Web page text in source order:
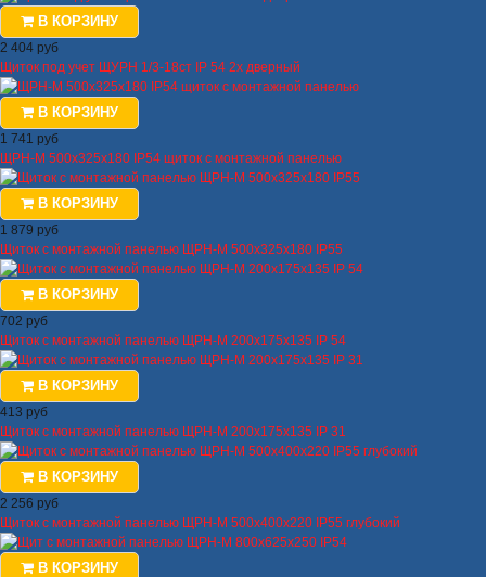
В КОРЗИНУ
2 404 руб
Щиток под учет ЩУРН 1/3-18ст IP 54 2х дверный
В КОРЗИНУ
1 741 руб
ЩРН-М 500х325х180 IP54 щиток с монтажной панелью
В КОРЗИНУ
1 879 руб
Щиток с монтажной панелью ЩРН-М 500х325х180 IP55
В КОРЗИНУ
702 руб
Щиток с монтажной панелью ЩРН-М 200х175х135 IP 54
В КОРЗИНУ
413 руб
Щиток с монтажной панелью ЩРН-М 200х175х135 IP 31
В КОРЗИНУ
2 256 руб
Щиток с монтажной панелью ЩРН-М 500х400х220 IP55 глубокий
В КОРЗИНУ